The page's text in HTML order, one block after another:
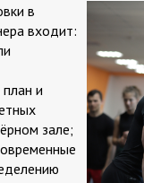
в
входит:
и
зале;